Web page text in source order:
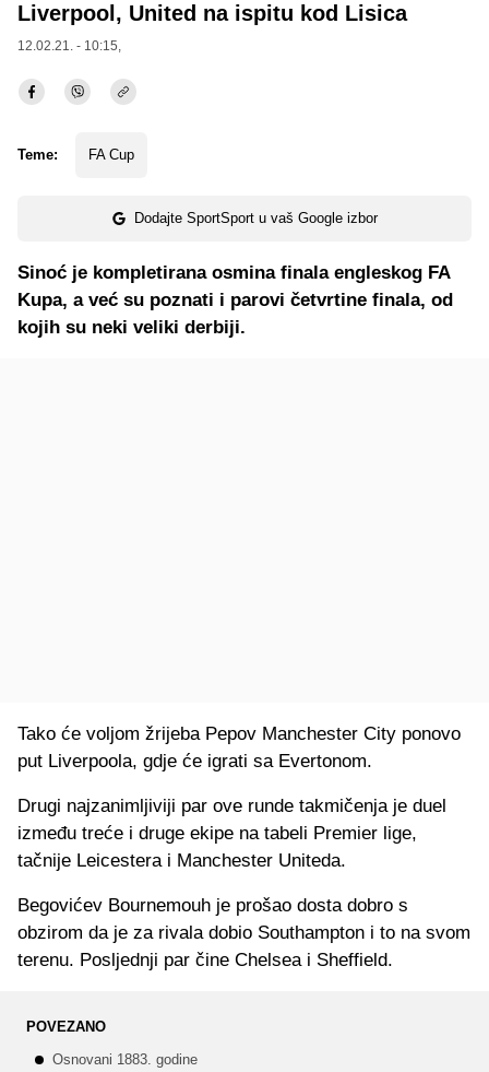
Liverpool, United na ispitu kod Lisica
12.02.21. - 10:15,
Teme: FA Cup
Dodajte SportSport u vaš Google izbor
Sinoć je kompletirana osmina finala engleskog FA
Kupa, a već su poznati i parovi četvrtine finala, od
kojih su neki veliki derbiji.
Tako će voljom žrijeba Pepov Manchester City ponovo
put Liverpoola, gdje će igrati sa Evertonom.
Drugi najzanimljiviji par ove runde takmičenja je duel
između treće i druge ekipe na tabeli Premier lige,
tačnije Leicestera i Manchester Uniteda.
Begovićev Bournemouh je prošao dosta dobro s
obzirom da je za rivala dobio Southampton i to na svom
terenu. Posljednji par čine Chelsea i Sheffield.
POVEZANO
Osnovani 1883. godine